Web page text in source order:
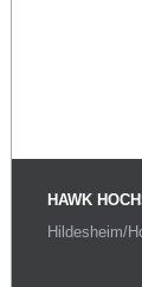
HAWK
Hildesheim/